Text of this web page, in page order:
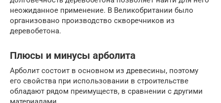
неожиданное применение. В Великобритании было
организовано производство скворечников из
деревобетона.
Плюсы и минусы арболита
Арболит состоит в основном из древесины, поэтому
его свойства при использовании в строительстве
обладают рядом преимуществ, в сравнении с другими